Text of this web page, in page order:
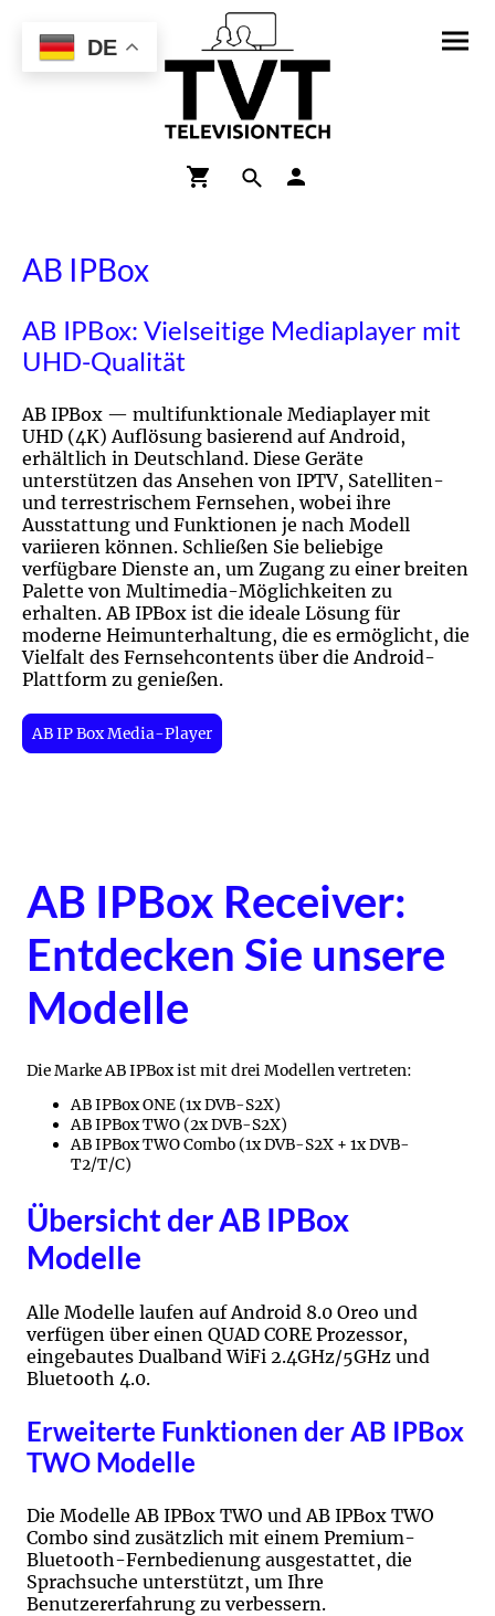
AB IPBox
AB IPBox: Vielseitige Mediaplayer mit
UHD-Qualität
AB IPBox — multifunktionale Mediaplayer mit
UHD (4K) Auflösung basierend auf Android,
erhältlich in Deutschland. Diese Geräte
unterstützen das Ansehen von IPTV, Satelliten-
und terrestrischem Fernsehen, wobei ihre
Ausstattung und Funktionen je nach Modell
variieren können. Schließen Sie beliebige
verfügbare Dienste an, um Zugang zu einer breiten
Palette von Multimedia-Möglichkeiten zu
erhalten. AB IPBox ist die ideale Lösung für
moderne Heimunterhaltung, die es ermöglicht, die
Vielfalt des Fernsehcontents über die Android-
Plattform zu genießen.
AB IP Box Media-Player
AB IPBox Receiver:
Entdecken Sie unsere
Modelle
Die Marke AB IPBox ist mit drei Modellen vertreten:
AB IPBox ONE (1x DVB-S2X)
AB IPBox TWO (2x DVB-S2X)
AB IPBox TWO Combo (1x DVB-S2X + 1x DVB-
T2/T/C)
Übersicht der AB IPBox
Modelle
Alle Modelle laufen auf Android 8.0 Oreo und
verfügen über einen QUAD CORE Prozessor,
eingebautes Dualband WiFi 2.4GHz/5GHz und
Bluetooth 4.0.
Erweiterte Funktionen der AB IPBox
TWO Modelle
Die Modelle AB IPBox TWO und AB IPBox TWO
Combo sind zusätzlich mit einem Premium-
Bluetooth-Fernbedienung ausgestattet, die
Sprachsuche unterstützt, um Ihre
Benutzererfahrung zu verbessern.
DE